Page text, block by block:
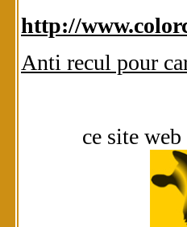
http://
Anti recul pour
ce site